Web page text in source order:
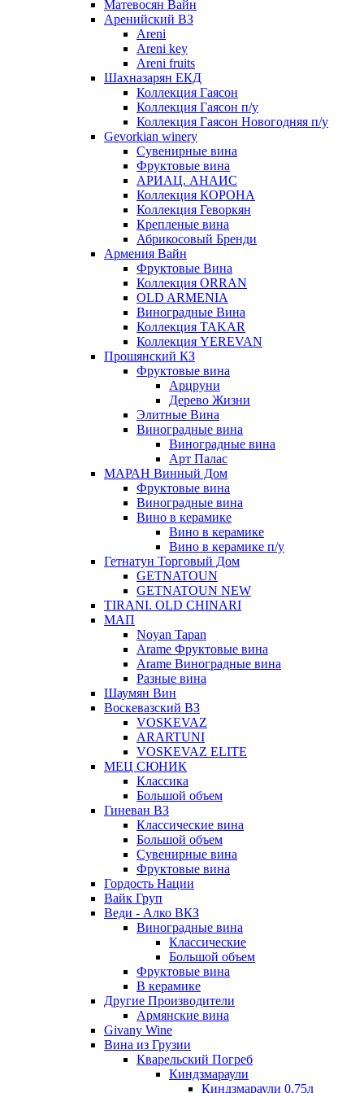
Матевосян Вайн
Аренийский ВЗ
Areni
Areni key
Areni fruits
Шахназарян ЕКД
Коллекция Гаясон
Коллекция Гаясон п/у
Коллекция Гаясон Новогодняя п/у
Gevorkian winery
Сувенирные вина
Фруктовые вина
АРИАЦ. АНАИС
Коллекция КОРОНА
Коллекция Геворкян
Крепленые вина
Абрикосовый Бренди
Армения Вайн
Фруктовые Вина
Коллекция ORRAN
OLD ARMENIA
Виноградные Вина
Коллекция TAKAR
Коллекция YEREVAN
Прошянский КЗ
Фруктовые вина
Арцруни
Дерево Жизни
Элитные Вина
Виноградные вина
Виноградные вина
Арт Палас
МАРАН Винный Дом
Фруктовые вина
Виноградные вина
Вино в керамике
Вино в керамике
Вино в керамике п/у
Гетнатун Торговый Дом
GETNATOUN
GETNATOUN NEW
TIRANI. OLD CHINARI
МАП
Noyan Tapan
Arame Фруктовые вина
Arame Виноградные вина
Разные вина
Шаумян Вин
Воскевазский ВЗ
VOSKEVAZ
ARARTUNI
VOSKEVAZ ELITE
МЕЦ СЮНИК
Классика
Большой объем
Гиневан ВЗ
Классические вина
Большой объем
Сувенирные вина
Фруктовые вина
Гордость Нации
Вайк Груп
Веди - Алко ВКЗ
Виноградные вина
Классические
Большой объем
Фруктовые вина
В керамике
Другие Производители
Армянские вина
Givany Wine
Вина из Грузии
Кварельский Погреб
Киндзмараули
Киндзмараули 0,75л